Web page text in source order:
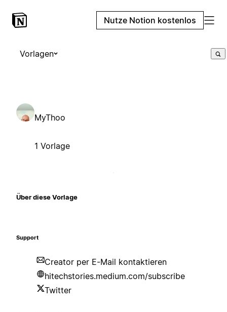
Nutze Notion kostenlos
Vorlagen
MyThoo
1 Vorlage
Über diese Vorlage
Support
Creator per E-Mail kontaktieren
hitechstories.medium.com/subscribe
Twitter